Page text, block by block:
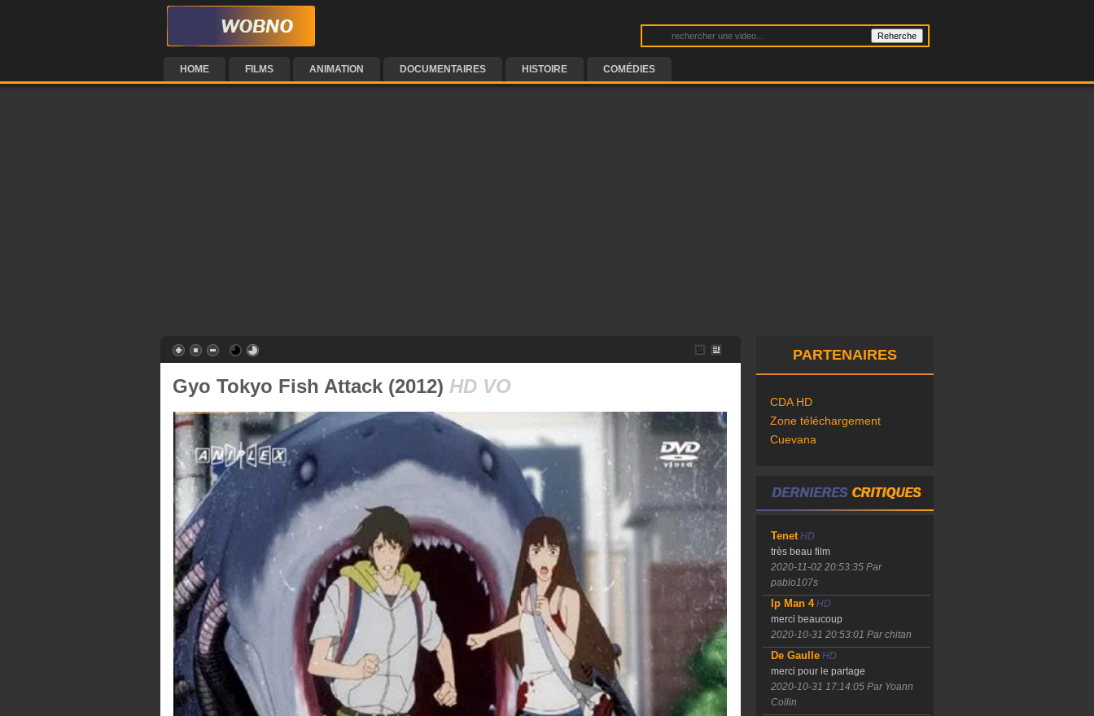
HOME FILMS ANIMATION DOCUMENTAIRES HISTOIRE COMÉDIES
Gyo Tokyo Fish Attack (2012) HD VO
PARTENAIRES
CDA HD
Zone téléchargement
Cuevana
TenetHD
très beau film
2020-11-02 20:53:35 Par
pablo107s
Ip Man 4HD
merci beaucoup
2020-10-31 20:53:01 Par chitan
De GaulleHD
merci pour le partage
2020-10-31 17:14:05 Par Yoann
Collin